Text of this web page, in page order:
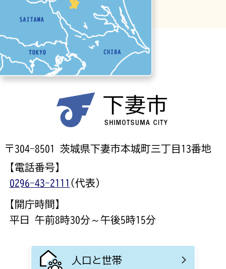
〒304-8501 茨城県下妻市本城町三丁目13番地
【電話番号】
0296-43-2111 (代表)
【開庁時間】
平日 午前8時30分～午後5時15分
人口と世帯